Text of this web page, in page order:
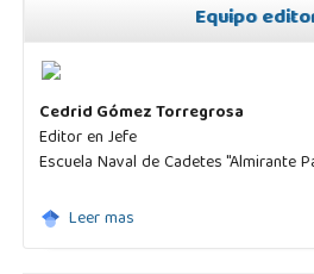
Equipo
Cedrid Gómez Torregrosa
Editor en Jefe
Escuela Naval de Cadetes "Almirante
Leer mas